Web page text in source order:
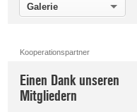
Galerie
Kooperationspartner
Einen Dank unseren
Mitgliedern